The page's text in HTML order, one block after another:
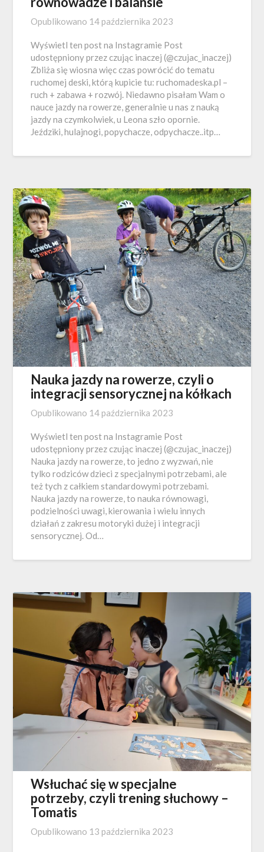
Opublikowano 14 października 2023
Wyświetl ten post na Instagramie Post
udostępniony przez czując inaczej (@czujac_inaczej)
Zbliża się wiosna więc czas powrócić do tematu
ruchomej deski, którą kupicie tu: ruchomadeska.pl –
ruch + zabawa + rozwój. Niedawno pisałam Wam o
nauce jazdy na rowerze, generalnie u nas z nauką
jazdy na czymkolwiek, u Leona szło opornie.
Jeździki, hulajnogi, popychacze, odpychacze..itp…
Nauka jazdy na rowerze, czyli o
integracji sensorycznej na kółkach
Opublikowano 14 października 2023
Wyświetl ten post na Instagramie Post
udostępniony przez czując inaczej (@czujac_inaczej)
Nauka jazdy na rowerze, to jedno z wyzwań, nie
tylko rodziców dzieci z specjalnymi potrzebami, ale
też tych z całkiem standardowymi potrzebami.
Nauka jazdy na rowerze, to nauka równowagi,
podzielności uwagi, kierowania i wielu innych
działań z zakresu motoryki dużej i integracji
sensorycznej. Od…
Wsłuchać się w specjalne
potrzeby, czyli trening słuchowy –
Tomatis
Opublikowano 13 października 2023